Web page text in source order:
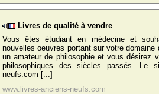
Livres de qualité à vendre
Vous êtes étudiant en médecine et
nouvelles oeuvres portant sur votre domaine
un amateur de philosophie et vous désirez
philosophiques des siècles passés. Le
neufs.com [...]
www.livres-anciens-neufs.com